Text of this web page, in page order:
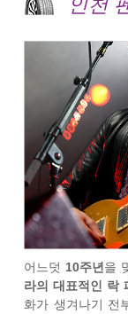
어느덧 10주년 을
라의 대표적인 락
화가 생겨나기 전